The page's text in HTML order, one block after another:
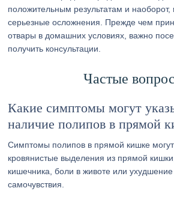
положительным результатам и наоборот,
серьезные осложнения. Прежде чем
отвары в домашних условиях, важно
получить консультации.
Частые
Какие симптомы могут
наличие полипов в прямой
Симптомы полипов в прямой кишке могут
кровянистые выделения из прямой
кишечника, боли в животе или
самочувствия.